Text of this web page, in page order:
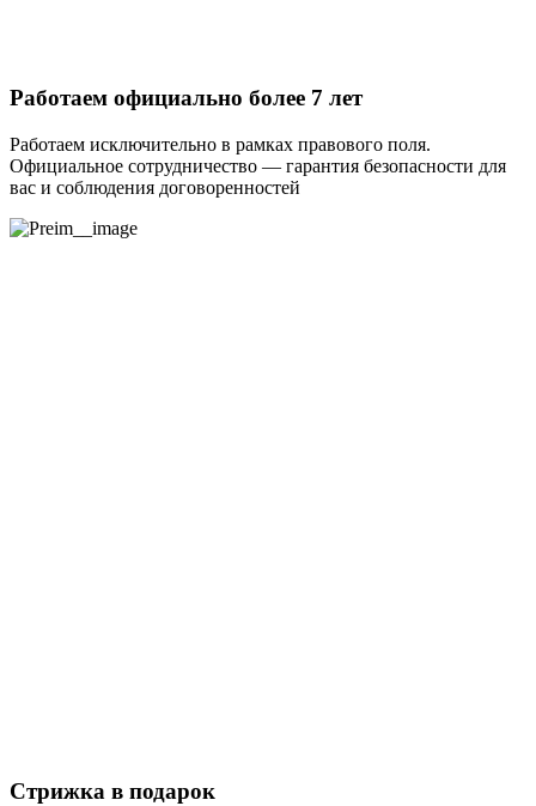
Работаем официально более 7 лет
Работаем исключительно в рамках правового поля.
Официальное сотрудничество — гарантия безопасности для
вас и соблюдения договоренностей
Стрижка в подарок